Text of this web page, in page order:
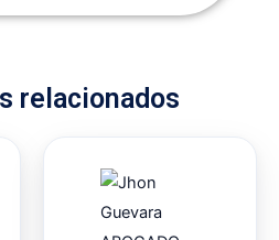
relacionados